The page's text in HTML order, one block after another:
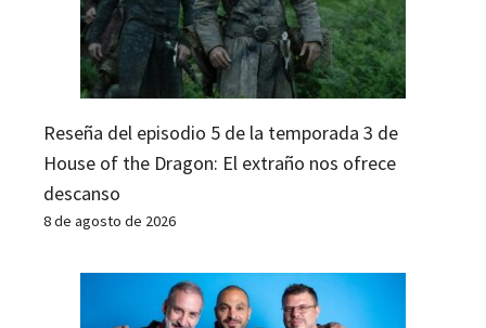
Reseña del episodio 5 de la temporada 3 de
House of the Dragon: El extraño nos ofrece
descanso
8 de agosto de 2026